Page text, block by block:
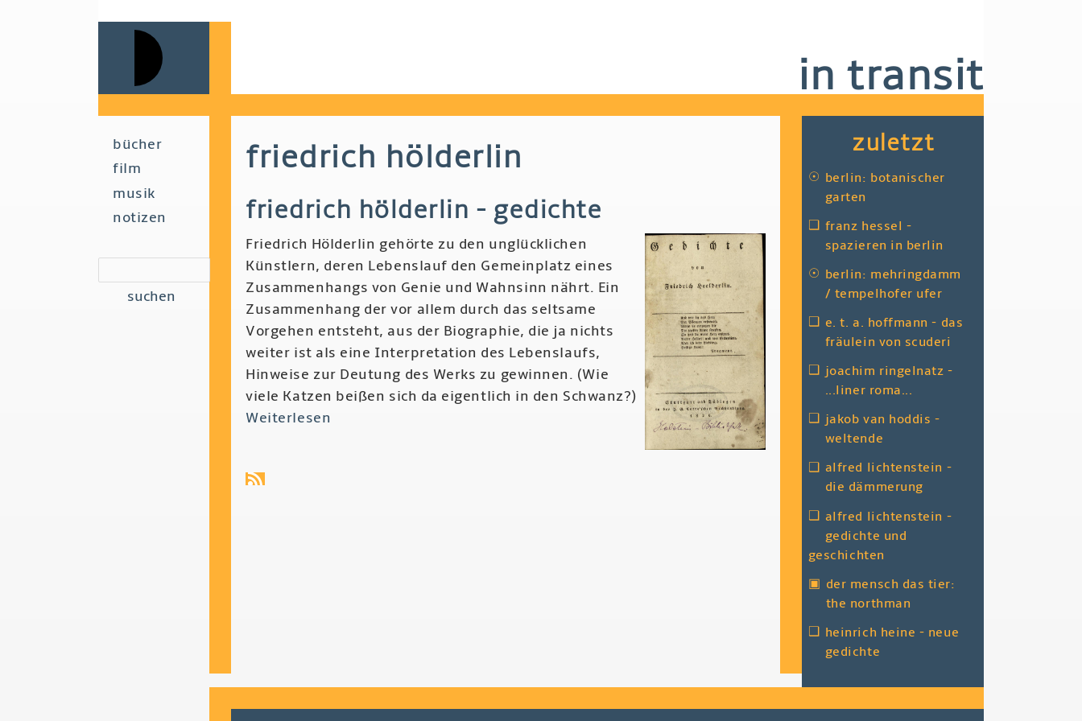
in transit
friedrich hölderlin
friedrich hölderlin - gedichte
Friedrich Hölderlin gehörte zu den unglücklichen
Künstlern, deren Lebenslauf den Gemeinplatz eines
Zusammenhangs von Genie und Wahnsinn nährt. Ein
Zusammenhang der vor allem durch das seltsame
Vorgehen entsteht, aus der Biographie, die ja nichts
weiter ist als eine Interpretation des Lebenslaufs,
Hinweise zur Deutung des Werks zu gewinnen. (Wie
viele Katzen beißen sich da eigentlich in den Schwanz?)
Weiterlesen
Main
navigation
bücher
film
musik
notizen
zuletzt
☉ berlin: botanischer
garten
❑ franz hessel -
spazieren in berlin
☉ berlin: mehringdamm
/ tempelhofer ufer
❑ e. t. a. hoffmann - das
fräulein von scuderi
❑ joachim ringelnatz -
...liner roma...
❑ jakob van hoddis -
weltende
❑ alfred lichtenstein -
die dämmerung
❑ alfred lichtenstein -
gedichte und
geschichten
▣ der mensch das tier:
the northman
❑ heinrich heine - neue
gedichte